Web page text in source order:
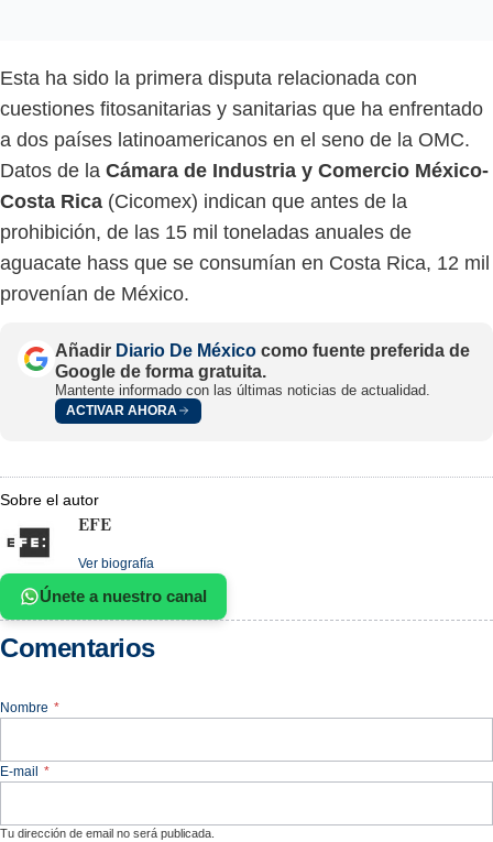
Esta ha sido la primera disputa relacionada con
cuestiones fitosanitarias y sanitarias que ha enfrentado
a dos países latinoamericanos en el seno de la OMC.
Datos de la Cámara de Industria y Comercio México-
Costa Rica (Cicomex) indican que antes de la
prohibición, de las 15 mil toneladas anuales de
aguacate hass que se consumían en Costa Rica, 12 mil
provenían de México.
Añadir Diario De México como fuente preferida de
Google de forma gratuita.
Mantente informado con las últimas noticias de actualidad.
ACTIVAR AHORA
Sobre el autor
EFE
Ver biografía
Únete a nuestro canal
Comentarios
Nombre *
E-mail *
Tu dirección de email no será publicada.